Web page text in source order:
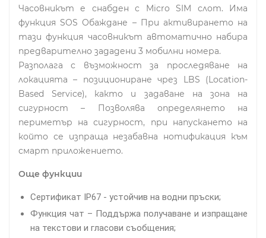
Часовникът е снабден с Micro SIM слот. Има
функция SOS Обаждане – При активирането на
тази функция часовникът автоматично набира
предварително зададени 3 мобилни номера.
Разполага с възможност за проследяване на
локацията – позициониране чрез LBS (Location-
Based Service), както и задаване на зона на
сигурност – Позволява определянето на
периметър на сигурност, при напускането на
който се изпраща незабавна нотификация към
смарт приложението.
Още функции
Сертификат IP67 - устойчив на водни пръски;
Функция чат – Поддържа получаване и изпращане
на текстови и гласови съобщения;